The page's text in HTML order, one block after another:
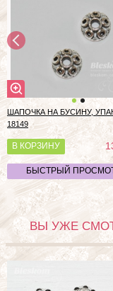
ШАПОЧКА НА БУСИНУ,
18149
В КОРЗИНУ
БЫСТРЫЙ
ВЫ УЖЕ